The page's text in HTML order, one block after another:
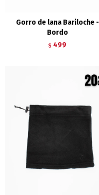
Gorro de lana Bariloche -
Bordo
$ 499